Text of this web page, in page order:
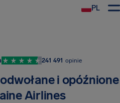
PL
241 491 opinie
i opóźnione
Airlines